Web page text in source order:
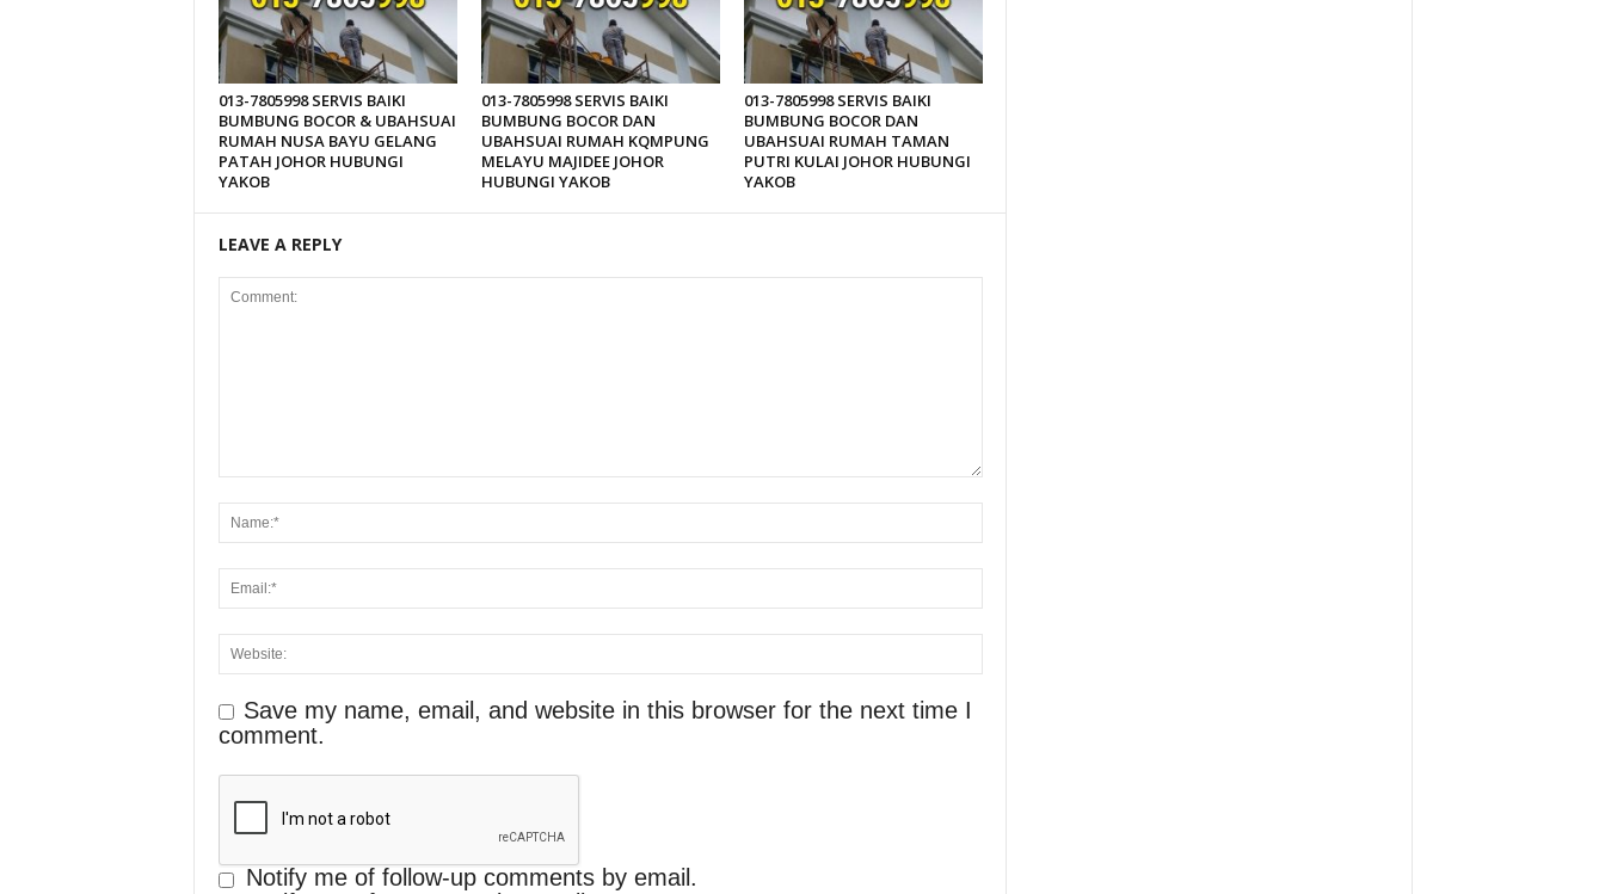
013-7805998 SERVIS BAIKI
BUMBUNG BOCOR & UBAHSUAI
RUMAH NUSA BAYU GELANG
PATAH JOHOR HUBUNGI
YAKOB
013-7805998 SERVIS BAIKI
BUMBUNG BOCOR DAN
UBAHSUAI RUMAH KQMPUNG
MELAYU MAJIDEE JOHOR
HUBUNGI YAKOB
013-7805998 SERVIS BAIKI
BUMBUNG BOCOR DAN
UBAHSUAI RUMAH TAMAN
PUTRI KULAI JOHOR HUBUNGI
YAKOB
LEAVE A REPLY
Save my name, email, and website in this browser for the next time I
comment.
Notify me of follow-up comments by email.